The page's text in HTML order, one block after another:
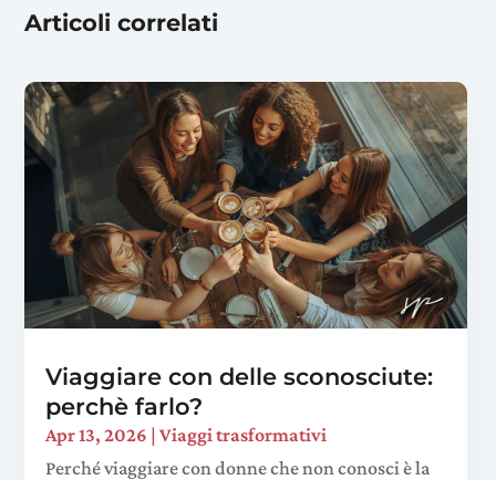
Articoli correlati
Viaggiare con delle sconosciute:
perchè farlo?
Apr 13, 2026 |Viaggi trasformativi
Perché viaggiare con donne che non conosci è la